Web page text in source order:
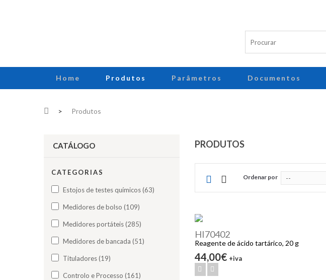
Home Produtos Parâmetros Documentos
> Produtos
CATÁLOGO
CATEGORIAS
Estojos de testes químicos (63)
Medidores de bolso (109)
Medidores portáteis (285)
Medidores de bancada (51)
Tituladores (19)
Controlo e Processo (161)
PRODUTOS
Ordenar por
HI70402
Reagente de ácido tartárico, 20 g
44,00€ +iva